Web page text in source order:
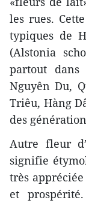
les rues.
typiques de
(Alstonia
partout
Nguyên Du,
Triêu, Hàng
des
Autre fleur
signifie
très
et